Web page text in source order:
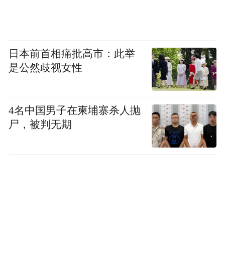
日本前首相痛批高市：此举
是公然歧视女性
4名中国男子在柬埔寨杀人抛
尸，被判无期